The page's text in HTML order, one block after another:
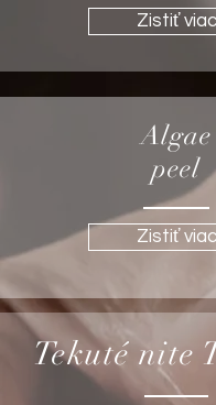
Zistiť viac
Algae
peel
Zistiť viac
Tekuté nite